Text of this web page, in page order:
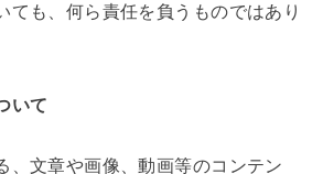
ても、何ら責任を負うものではあり
いて
、文章や画像、動画等のコンテン